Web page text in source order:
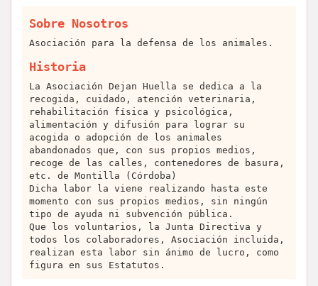
Sobre Nosotros
Asociación para la defensa de los animales.
Historia
La Asociación Dejan Huella se dedica a la
recogida, cuidado, atención veterinaria,
rehabilitación física y psicológica,
alimentación y difusión para lograr su
acogida o adopción de los animales
abandonados que, con sus propios medios,
recoge de las calles, contenedores de basura,
etc. de Montilla (Córdoba)
Dicha labor la viene realizando hasta este
momento con sus propios medios, sin ningún
tipo de ayuda ni subvención pública.
Que los voluntarios, la Junta Directiva y
todos los colaboradores, Asociación incluida,
realizan esta labor sin ánimo de lucro, como
figura en sus Estatutos.